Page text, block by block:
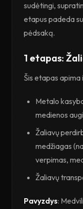
sudėtingi,
etapus padeda
pėdsaką.
1 etapas:
Šis etapas apima
Metalo
medienos
Žaliavų
medžiagas
verpimas,
Žaliavų
Pavyzdys: